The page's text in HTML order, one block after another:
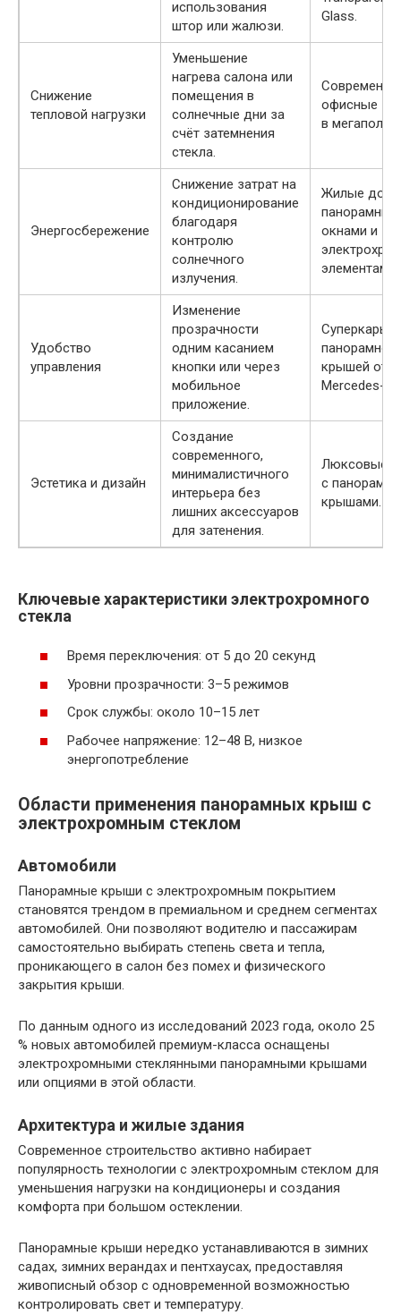
использования
штор или жалюзи.
Glass.
Снижение
тепловой нагрузки
Уменьшение
нагрева салона или
помещения в
солнечные дни за
счёт затемнения
стекла.
офисные
в
Энергосбережение
Снижение затрат на
кондиционирование
благодаря
контролю
солнечного
излучения.
Жилые
окнами и
элементами.
Удобство
управления
Изменение
прозрачности
одним касанием
кнопки или через
мобильное
приложение.
Суперкары с
панорамной
крышей от
Mercedes-
Эстетика и дизайн
Создание
современного,
минималистичного
интерьера без
лишних аксессуаров
для затенения.
Люксовые
с
крышами.
Ключевые характеристики электрохромного
стекла
Время переключения: от 5 до 20 секунд
Уровни прозрачности: 3–5 режимов
Срок службы: около 10–15 лет
Рабочее напряжение: 12–48 В, низкое
энергопотребление
Области применения панорамных крыш с
электрохромным стеклом
Автомобили
Панорамные крыши с электрохромным покрытием
становятся трендом в премиальном и среднем сегментах
автомобилей. Они позволяют водителю и пассажирам
самостоятельно выбирать степень света и тепла,
проникающего в салон без помех и физического
закрытия крыши.
По данным одного из исследований 2023 года, около 25
% новых автомобилей премиум-класса оснащены
электрохромными стеклянными панорамными крышами
или опциями в этой области.
Архитектура и жилые здания
Современное строительство активно набирает
популярность технологии с электрохромным стеклом для
уменьшения нагрузки на кондиционеры и создания
комфорта при большом остеклении.
Панорамные крыши нередко устанавливаются в зимних
садах, зимних верандах и пентхаусах, предоставляя
живописный обзор с одновременной возможностью
контролировать свет и температуру.